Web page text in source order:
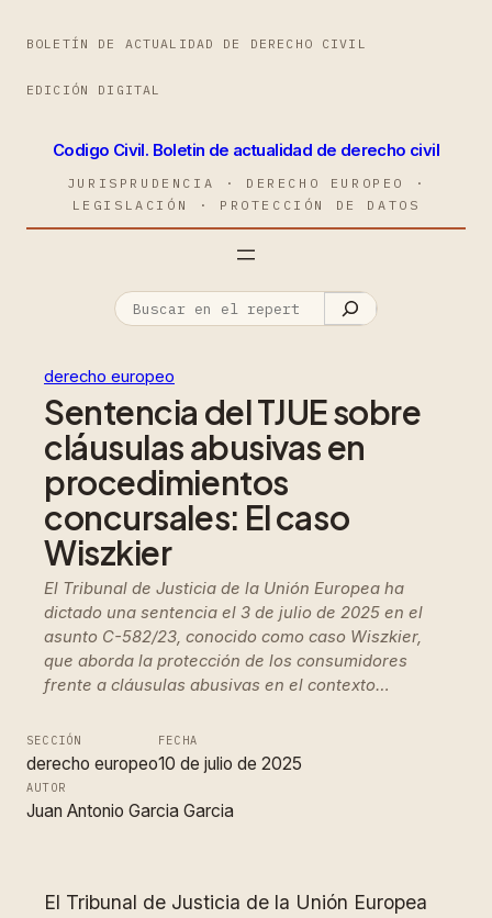
BOLETÍN DE ACTUALIDAD DE DERECHO CIVIL
EDICIÓN DIGITAL
Codigo Civil. Boletin de actualidad de derecho civil
JURISPRUDENCIA · DERECHO EUROPEO ·
LEGISLACIÓN · PROTECCIÓN DE DATOS
derecho europeo
Sentencia del TJUE sobre
cláusulas abusivas en
procedimientos
concursales: El caso
Wiszkier
El Tribunal de Justicia de la Unión Europea ha
dictado una sentencia el 3 de julio de 2025 en el
asunto C-582/23, conocido como caso Wiszkier,
que aborda la protección de los consumidores
frente a cláusulas abusivas en el contexto…
SECCIÓN
derecho europeo
FECHA
10 de julio de 2025
AUTOR
Juan Antonio Garcia Garcia
El Tribunal de Justicia de la Unión Europea